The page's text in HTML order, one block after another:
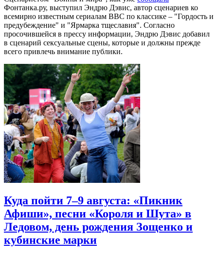
Фонтанка.ру, выступил Эндрю Дэвис, автор сценариев ко
всемирно известным сериалам BBC по классике – "Гордость и
предубеждение" и "Ярмарка тщеславия". Согласно
просочившейся в прессу информации, Эндрю Дэвис добавил
в сценарий сексуальные сцены, которые и должны прежде
всего привлечь внимание публики.
Куда пойти 7–9 августа: «Пикник
Афиши», песни «Короля и Шута» в
Ледовом, день рождения Зощенко и
кубинские марки